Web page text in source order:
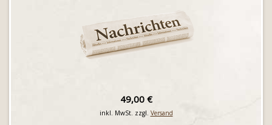
49,00 €
inkl. MwSt. zzgl. Versand